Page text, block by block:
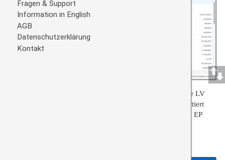
Klicken Sie hierzu einfach auf die Spalte GP, das komplette LV
kann dann nach dem Gesamtpreis auf- oder absteigend sortiert
werden. Neben dem GP können Sie auch nach den Spalten EP